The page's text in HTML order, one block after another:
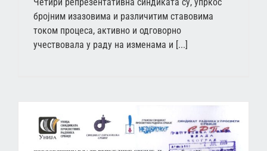
Четири репрезентативна синдиката су, упркос
бројним изазовима и различитим ставовима
током процеса, активно и одговорно
учествовала у раду на изменама и [...]